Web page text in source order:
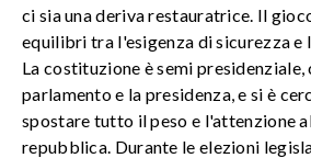
ci sia una deriva restauratrice. Il
equilibri tra l'esigenza di sicurezza e
La costituzione è semi
parlamento e la presidenza, e si è
spostare tutto il peso e l'attenzione
repubblica. Durante le elezioni